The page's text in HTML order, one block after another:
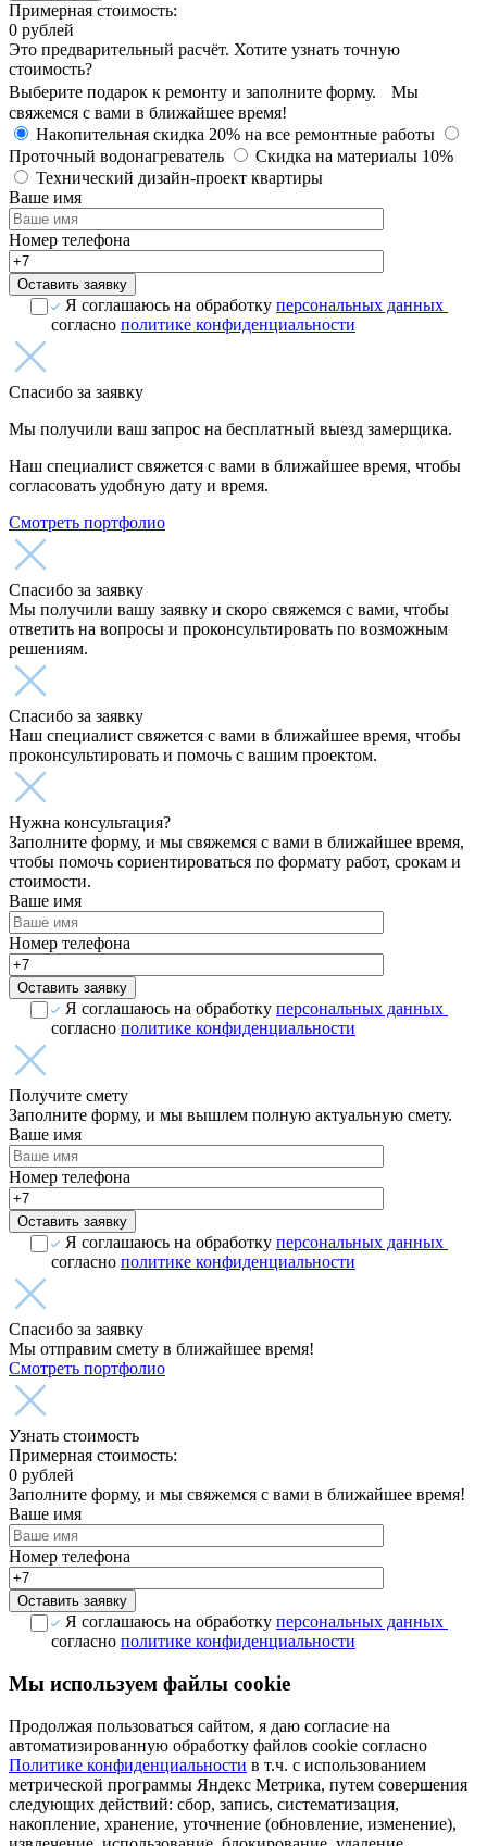
Примерная стоимость:
0 рублей
Это предварительный расчёт. Хотите узнать точную
стоимость?
Выберите подарок к ремонту и заполните форму. Мы
свяжемся с вами в ближайшее время!
Накопительная скидка 20% на все ремонтные работы
Проточный водонагреватель
Скидка на материалы 10%
Технический дизайн-проект квартиры
Ваше имя
Номер телефона
Оставить заявку
Я соглашаюсь на обработку персональных данных
согласно политике конфиденциальности
Спасибо за заявку
Мы получили ваш запрос на бесплатный выезд замерщика.
Наш специалист свяжется с вами в ближайшее время, чтобы
согласовать удобную дату и время.
Смотреть портфолио
Спасибо за заявку
Мы получили вашу заявку и скоро свяжемся с вами, чтобы
ответить на вопросы и проконсультировать по возможным
решениям.
Спасибо за заявку
Наш специалист свяжется с вами в ближайшее время, чтобы
проконсультировать и помочь с вашим проектом.
Нужна консультация?
Заполните форму, и мы свяжемся с вами в ближайшее время,
чтобы помочь сориентироваться по формату работ, срокам и
стоимости.
Ваше имя
Номер телефона
Оставить заявку
Я соглашаюсь на обработку персональных данных
согласно политике конфиденциальности
Получите смету
Заполните форму, и мы вышлем полную актуальную смету.
Ваше имя
Номер телефона
Оставить заявку
Я соглашаюсь на обработку персональных данных
согласно политике конфиденциальности
Спасибо за заявку
Мы отправим смету в ближайшее время!
Смотреть портфолио
Узнать стоимость
Примерная стоимость:
0 рублей
Заполните форму, и мы свяжемся с вами в ближайшее время!
Ваше имя
Номер телефона
Оставить заявку
Я соглашаюсь на обработку персональных данных
согласно политике конфиденциальности
Мы используем файлы cookie
Продолжая пользоваться сайтом, я даю согласие на
автоматизированную обработку файлов сookie согласно
Политике конфиденциальности в т.ч. с использованием
метрической программы Яндекс Метрика, путем совершения
следующих действий: сбор, запись, систематизация,
накопление, хранение, уточнение (обновление, изменение),